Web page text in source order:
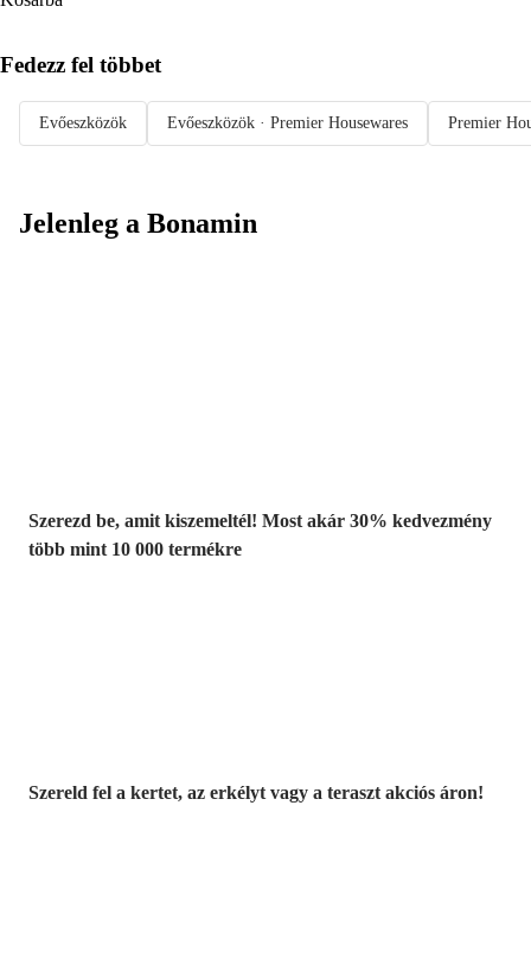
Fedezz fel többet
Evőeszközök Evőeszközök · Premier Housewares Premier
Jelenleg a Bonamin
Szerezd be, amit kiszemeltél! Most akár 30% kedvezmény
több mint 10 000 termékre
Szereld fel a kertet, az erkélyt vagy a teraszt akciós áron!